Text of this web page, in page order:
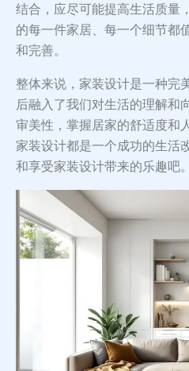
结合，应尽可能提高生活质量
的每一件家居、每一个细节都
和完善。
整体来说，家装设计是一种完
后融入了我们对生活的理解和
审美性，掌握居家的舒适度和
家装设计都是一个成功的生活
和享受家装设计带来的乐趣吧。